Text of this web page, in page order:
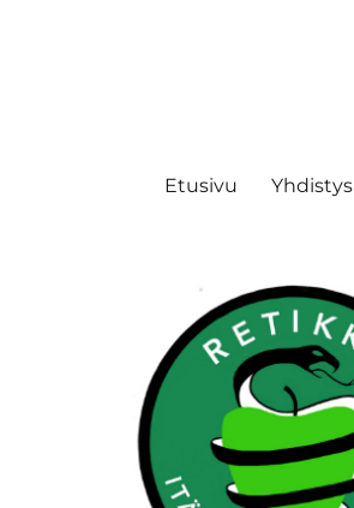
Etusivu Yhdistys